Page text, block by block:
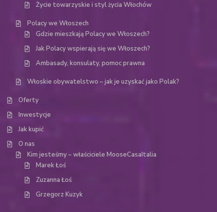
Życie towarzyskie i styl życia Włochów
Polacy we Włoszech
Gdzie mieszkają Polacy we Włoszech?
Jak Polacy wspierają się we Włoszech?
Ambasady, konsulaty, pomoc prawna
Włoskie obywatelstwo – jak je uzyskać jako Polak?
Oferty
Inwestycje
Jak kupić
O nas
Kim jesteśmy – właściciele MooseCasaItalia
Marek Łoś
Zuzanna Łoś
Grzegorz Kuzyk